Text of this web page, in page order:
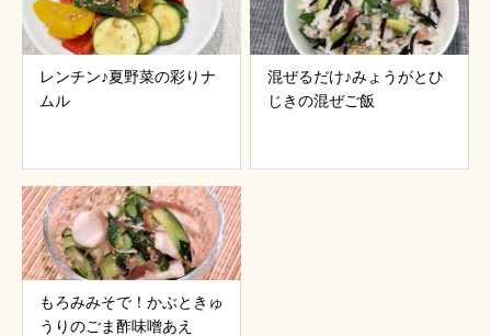
レンチン♪夏野菜の彩りナ
ムル
混ぜるだけ♪みょうがとひ
じきの混ぜご飯
もろみみそで！かぶときゅ
うりのごま酢味噌あえ